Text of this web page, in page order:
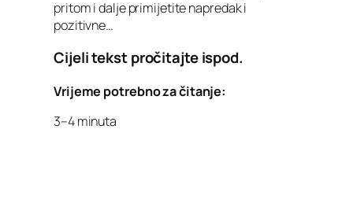
pritom i dalje primijetite napredak i
pozitivne…
Cijeli tekst pročitajte ispod.
Vrijeme potrebno za čitanje:
3–4 minuta